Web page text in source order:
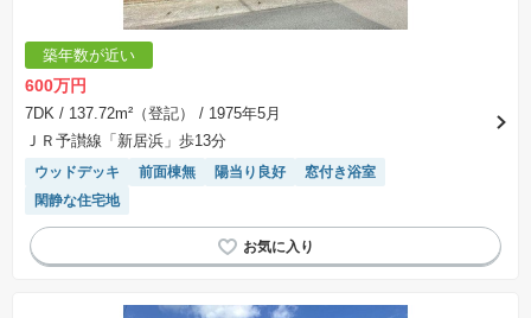
築年数が近い
600万円
7DK / 137.72m²（登記）
/ 1975年5月
ＪＲ予讃線「新居浜」歩13分
ウッドデッキ 前面棟無 陽当り良好
窓付き浴室
閑静な住宅地